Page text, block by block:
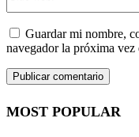
Guardar mi nombre,
navegador la próxima vez
MOST POPULAR